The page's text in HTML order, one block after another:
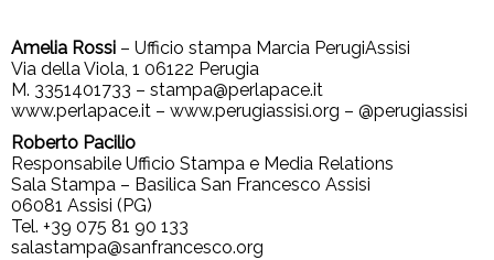
Amelia Rossi – Ufficio stampa Marcia PerugiAssisi
Via della Viola, 1 06122 Perugia
M. 3351401733 – stampa@perlapace.it
www.perlapace.it – www.perugiassisi.org – @perugiassisi
Roberto Pacilio
Responsabile Ufficio Stampa e Media Relations
Sala Stampa – Basilica San Francesco Assisi
06081 Assisi (PG)
Tel. +39 075 81 90 133
salastampa@sanfrancesco.org